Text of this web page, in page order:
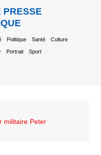
PRESSE
Politique Santé Culture
Portrait Sport
militaire Peter